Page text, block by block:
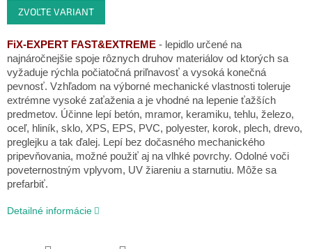
ZVOĽTE VARIANT
FiX-EXPERT FAST&EXTREME - lepidlo určené na
najnáročnejšie spoje rôznych druhov materiálov od ktorých sa
vyžaduje rýchla počiatočná priľnavosť a vysoká konečná
pevnosť. Vzhľadom na výborné mechanické vlastnosti toleruje
extrémne vysoké zaťaženia a je vhodné na lepenie ťažších
predmetov. Účinne lepí betón, mramor, keramiku, tehlu, železo,
oceľ, hliník, sklo, XPS, EPS, PVC, polyester, korok, plech, drevo,
preglejku a tak ďalej. Lepí bez dočasného mechanického
pripevňovania, možné použiť aj na vlhké povrchy. Odolné voči
poveternostným vplyvom, UV žiareniu a starnutiu. Môže sa
prefarbiť.
Detailné informácie